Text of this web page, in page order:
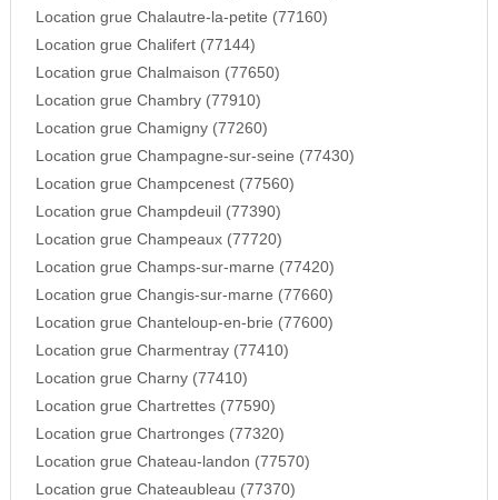
Location grue Chalautre-la-petite (77160)
Location grue Chalifert (77144)
Location grue Chalmaison (77650)
Location grue Chambry (77910)
Location grue Chamigny (77260)
Location grue Champagne-sur-seine (77430)
Location grue Champcenest (77560)
Location grue Champdeuil (77390)
Location grue Champeaux (77720)
Location grue Champs-sur-marne (77420)
Location grue Changis-sur-marne (77660)
Location grue Chanteloup-en-brie (77600)
Location grue Charmentray (77410)
Location grue Charny (77410)
Location grue Chartrettes (77590)
Location grue Chartronges (77320)
Location grue Chateau-landon (77570)
Location grue Chateaubleau (77370)